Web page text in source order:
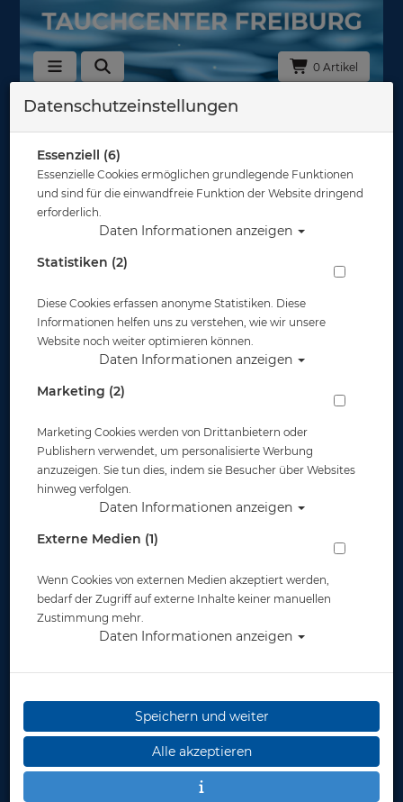
0 Artikel
Zurück
High Tide Socks Grip - Gr: XS - Abverkauf
Artikelnr.: lung-54350
Herstellerpreis: 19,95 €
14,90 €
Datenschutzeinstellungen
Essenziell (6)
Essenzielle Cookies ermöglichen grundlegende Funktionen
und sind für die einwandfreie Funktion der Website dringend
erforderlich.
Daten Informationen anzeigen
Statistiken (2)
Diese Cookies erfassen anonyme Statistiken. Diese
Informationen helfen uns zu verstehen, wie wir unsere
Website noch weiter optimieren können.
Daten Informationen anzeigen
Marketing (2)
Marketing Cookies werden von Drittanbietern oder
Publishern verwendet, um personalisierte Werbung
anzuzeigen. Sie tun dies, indem sie Besucher über Websites
hinweg verfolgen.
Daten Informationen anzeigen
Externe Medien (1)
Wenn Cookies von externen Medien akzeptiert werden,
bedarf der Zugriff auf externe Inhalte keiner manuellen
Zustimmung mehr.
Daten Informationen anzeigen
Speichern und weiter
Alle akzeptieren